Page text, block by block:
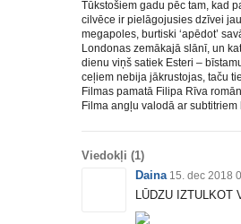
Tūkstošiem gadu pēc tam, kad
cilvēce ir pielāgojusies dzīvei
megapoles, burtiski ‘apēdot’
Londonas zemākajā slānī, un
dienu viņš satiek Esteri –
ceļiem nebija jākrustojas, taču
Filmas pamatā Filipa Rīva
Filma angļu valodā ar
Viedokļi (1)
Daina 15. dec 2018
LŪDZU IZTULKOT